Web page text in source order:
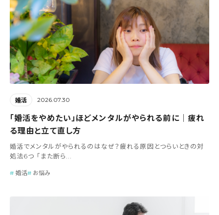
婚活 2026.07.30
「婚活をやめたい」ほどメンタルがやられる前に｜疲れ
る理由と立て直し方
婚活でメンタルがやられるのはなぜ？疲れる原因とつらいときの対
処法6つ 「また断ら...
婚活 お悩み